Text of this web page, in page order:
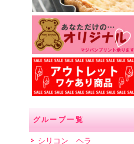
グループ一覧
シリコン ヘラ